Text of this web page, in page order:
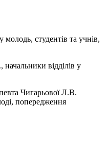
студентів та учнів,
відділів у
Чигарьової Л.В.
попередження